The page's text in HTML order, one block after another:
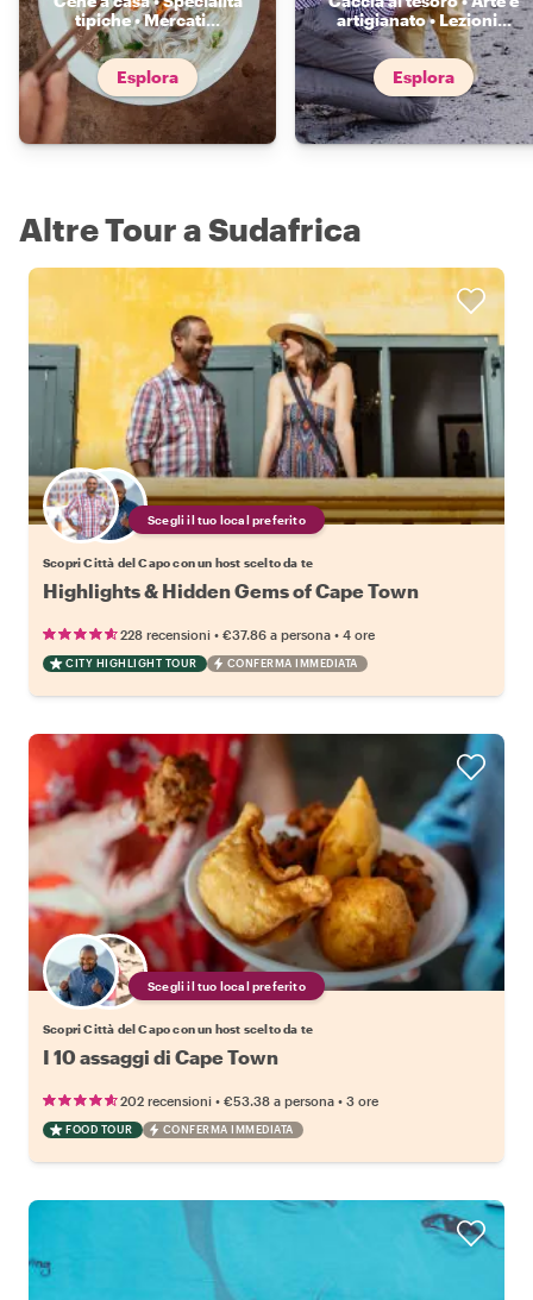
tipiche • Mercati...
Esplora
artigianato • Lezioni...
Esplora
Altre Tour a Sudafrica
Scegli il tuo local preferito
Scopri Città del Capo con un host scelto da te
Highlights & Hidden Gems of Cape Town
228 recensioni • €37.86 a persona • 4 ore
CITY HIGHLIGHT TOUR CONFERMA IMMEDIATA
Scegli il tuo local preferito
Scopri Città del Capo con un host scelto da te
I 10 assaggi di Cape Town
202 recensioni • €53.38 a persona • 3 ore
FOOD TOUR CONFERMA IMMEDIATA